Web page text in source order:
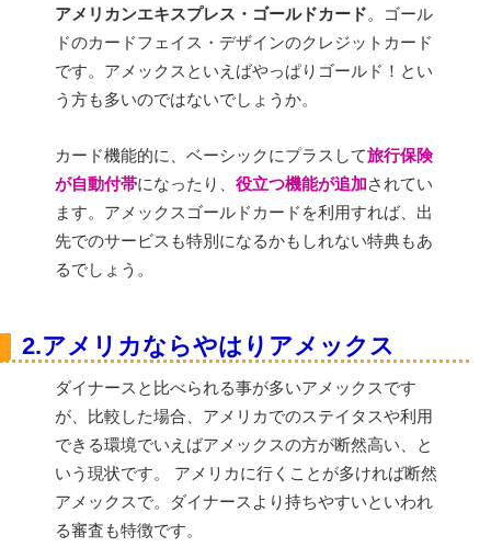
アメリカンエキスプレス・ゴールドカード。ゴール
ドのカードフェイス・デザインのクレジットカード
です。アメックスといえばやっぱりゴールド！とい
う方も多いのではないでしょうか。
カード機能的に、ベーシックにプラスして旅行保険
が自動付帯になったり、 役立つ機能が追加されてい
ます。アメックスゴールドカードを利用すれば、出
先でのサービスも特別になるかもしれない特典もあ
るでしょう。
2.アメリカならやはりアメックス
ダイナースと比べられる事が多いアメックスです
が、比較した場合、アメリカでのステイタスや利用
できる環境でいえばアメックスの方が断然高い、と
いう現状です。 アメリカに行くことが多ければ断然
アメックスで。ダイナースより持ちやすいといわれ
る審査も特徴です。